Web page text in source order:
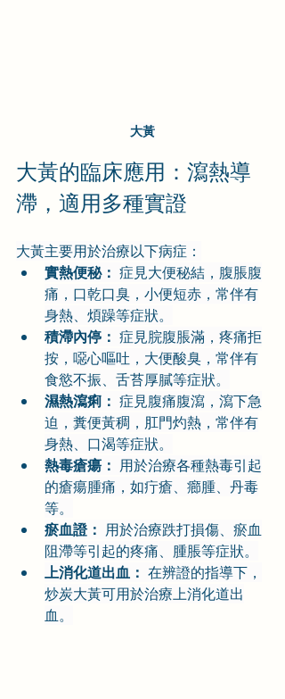
大黃
大黃的臨床應用：瀉熱導
滯，適用多種實證
大黃主要用於治療以下病症：
實熱便秘： 症見大便秘結，腹脹腹
痛，口乾口臭，小便短赤，常伴有
身熱、煩躁等症狀。
積滯內停： 症見脘腹脹滿，疼痛拒
按，噁心嘔吐，大便酸臭，常伴有
食慾不振、舌苔厚膩等症狀。
濕熱瀉痢： 症見腹痛腹瀉，瀉下急
迫，糞便黃稠，肛門灼熱，常伴有
身熱、口渴等症狀。
熱毒瘡瘍： 用於治療各種熱毒引起
的瘡瘍腫痛，如疔瘡、癤腫、丹毒
等。
瘀血證： 用於治療跌打損傷、瘀血
阻滯等引起的疼痛、腫脹等症狀。
上消化道出血： 在辨證的指導下，
炒炭大黃可用於治療上消化道出
血。